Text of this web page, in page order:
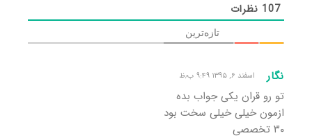
107 نظرات
تازه‌ترین
نگار اسفند ۶, ۱۳۹۵ ۹:۴۹ ب٫ظ
تو رو قران یکی جواب بده
ازمون خیلی خیلی سخت بود
٣٠ تخصصی